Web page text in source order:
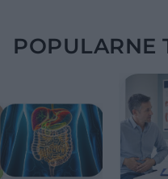
POPULARNE